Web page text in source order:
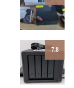
7.8